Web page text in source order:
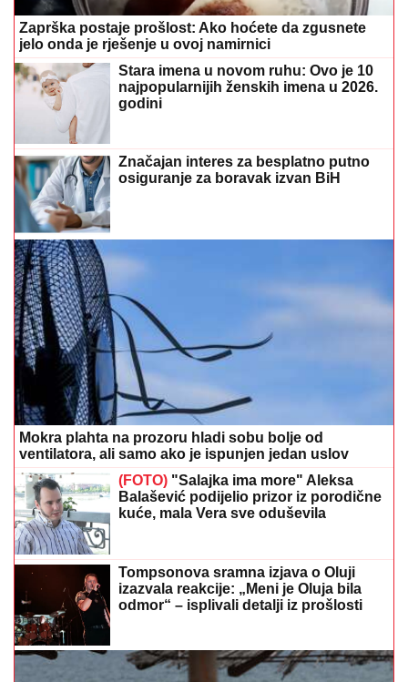
Zaprška postaje prošlost: Ako hoćete da zgusnete
jelo onda je rješenje u ovoj namirnici
Stara imena u novom ruhu: Ovo je 10
najpopularnijih ženskih imena u 2026.
godini
Značajan interes za besplatno putno
osiguranje za boravak izvan BiH
Mokra plahta na prozoru hladi sobu bolje od
ventilatora, ali samo ako je ispunjen jedan uslov
(FOTO) "Salajka ima more" Aleksa
Balašević podijelio prizor iz porodične
kuće, mala Vera sve oduševila
Tompsonova sramna izjava o Oluji
izazvala reakcije: „Meni je Oluja bila
odmor“ – isplivali detalji iz prošlosti